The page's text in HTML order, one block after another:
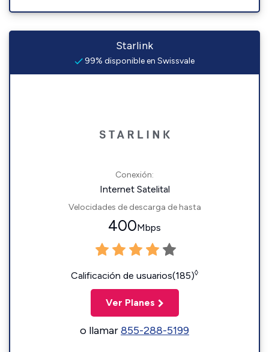
Starlink
99% disponible en Swissvale
Conexión:
Internet Satelital
Velocidades de descarga de hasta
400Mbps
Calificación de usuarios(185)◊
Ver Planes
o llamar855-288-5199